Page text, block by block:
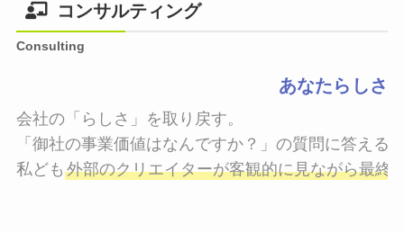
コンサルティング
Consulting
あなたらしさ
会社の「らしさ」を取り戻す。
「御社の事業価値はなんですか？」の質問に答える
私ども 外部のクリエイターが客観的に見ながら最終